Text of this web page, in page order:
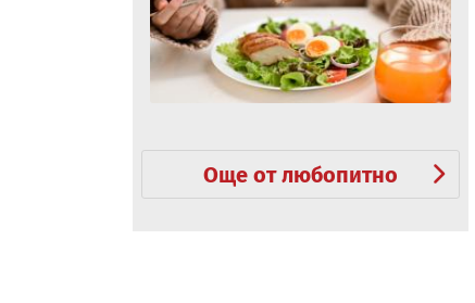
Още от любопитно